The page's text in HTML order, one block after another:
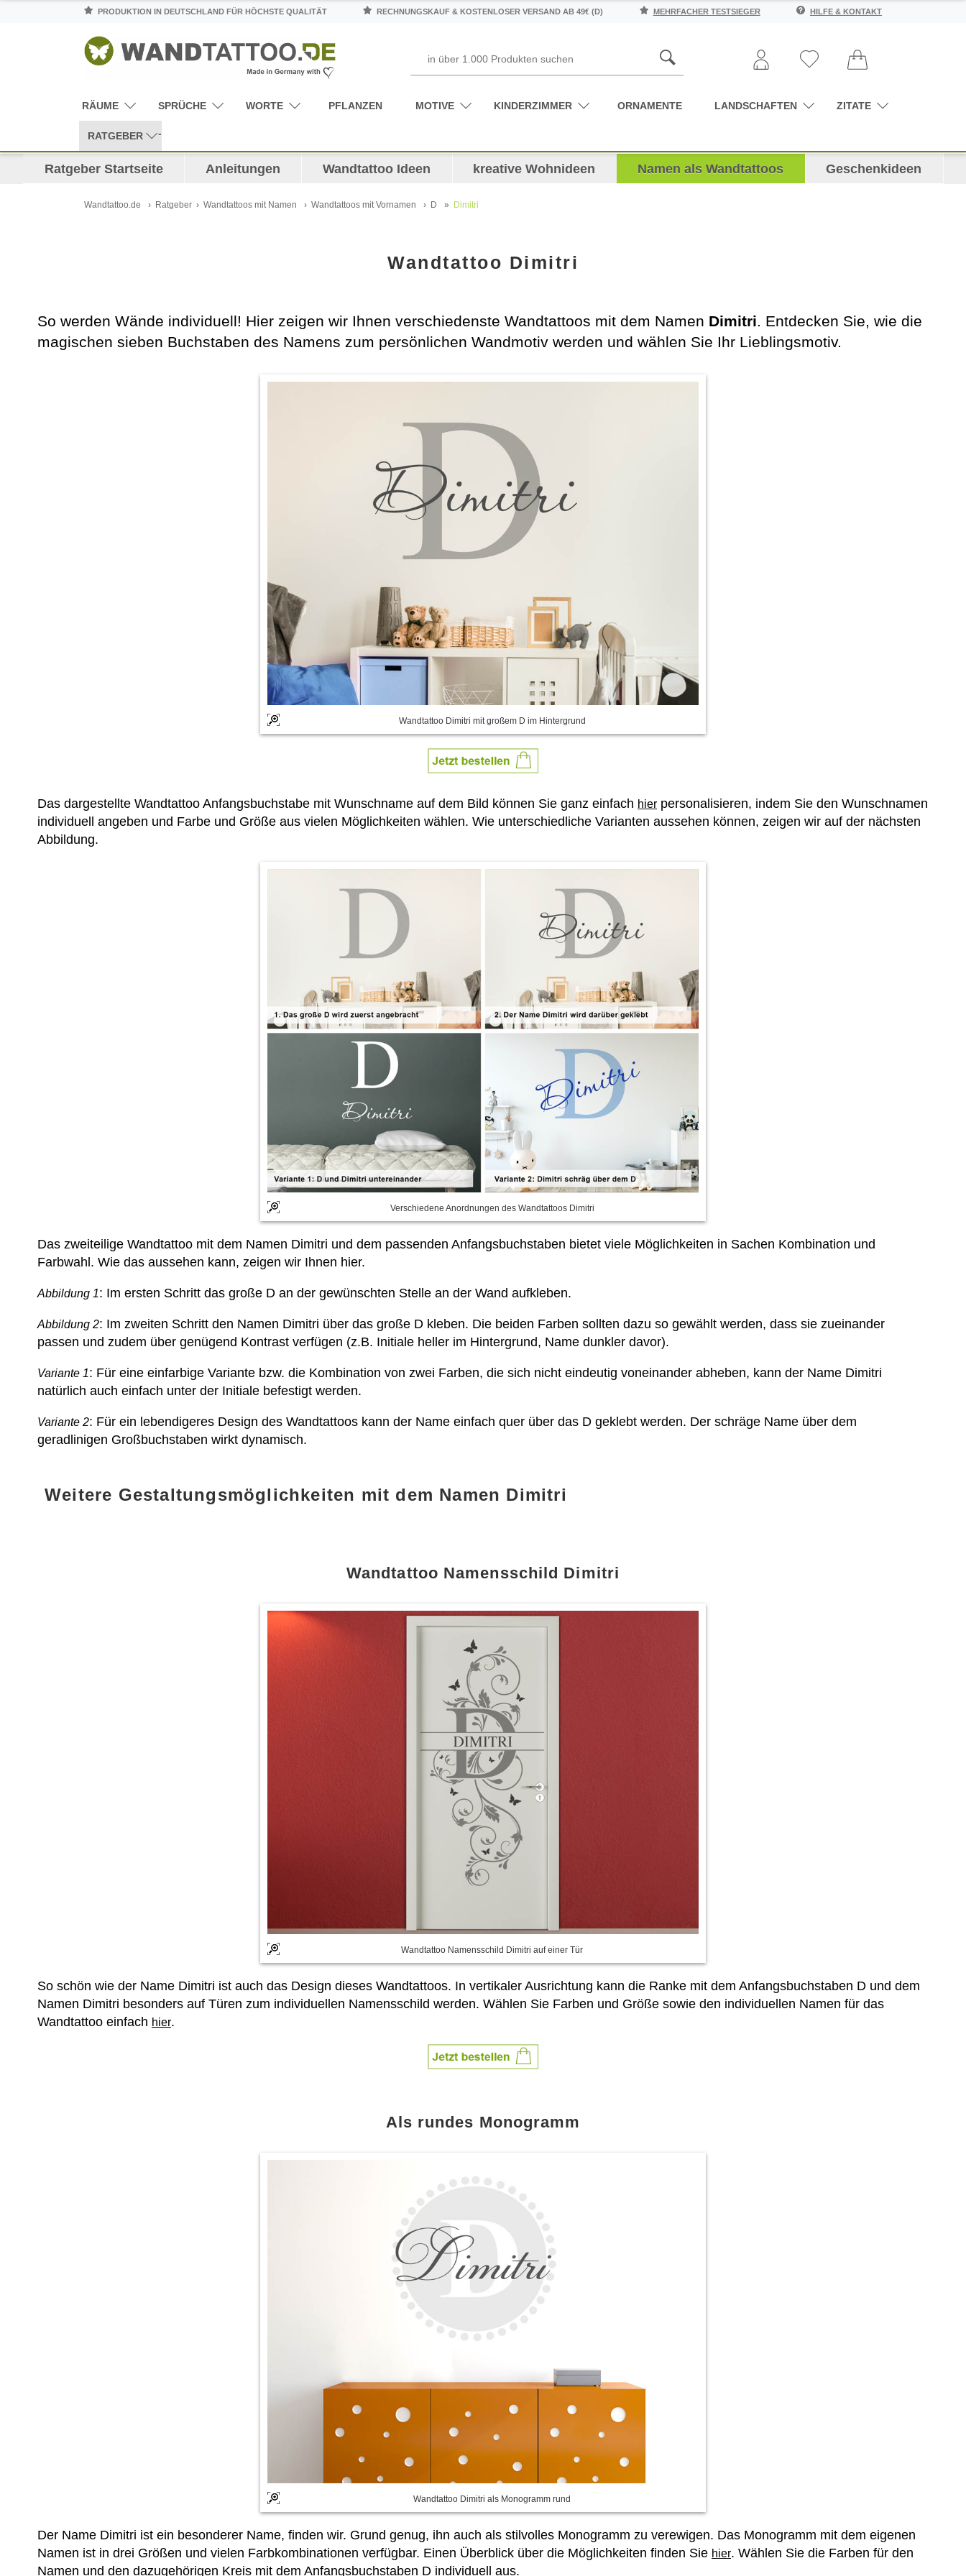
PRODUKTION IN DEUTSCHLAND FÜR HÖCHSTE QUALITÄT RECHNUNGSKAUF & KOSTENLOSER VERSAND AB 49€ (D) MEHRFACHER TESTSIEGER HILFE & KONTAKT
RÄUME SPRÜCHE WORTE PFLANZEN MOTIVE KINDERZIMMER ORNAMENTE LANDSCHAFTEN ZITATE
RATGEBER
Ratgeber Startseite Anleitungen Wandtattoo Ideen kreative Wohnideen Namen als Wandtattoos Geschenkideen
Wandtattoo.de Ratgeber Wandtattoos mit Namen Wandtattoos mit Vornamen D Dimitri
Wandtattoo Dimitri
So werden Wände individuell! Hier zeigen wir Ihnen verschiedenste Wandtattoos mit dem Namen Dimitri. Entdecken Sie, wie die
magischen sieben Buchstaben des Namens zum persönlichen Wandmotiv werden und wählen Sie Ihr Lieblingsmotiv.
Wandtattoo Dimitri mit großem D im Hintergrund
Das dargestellte Wandtattoo Anfangsbuchstabe mit Wunschname auf dem Bild können Sie ganz einfach hier personalisieren, indem Sie den Wunschnamen
individuell angeben und Farbe und Größe aus vielen Möglichkeiten wählen. Wie unterschiedliche Varianten aussehen können, zeigen wir auf der nächsten
Abbildung.
Verschiedene Anordnungen des Wandtattoos Dimitri
Das zweiteilige Wandtattoo mit dem Namen Dimitri und dem passenden Anfangsbuchstaben bietet viele Möglichkeiten in Sachen Kombination und
Farbwahl. Wie das aussehen kann, zeigen wir Ihnen hier.
Abbildung 1: Im ersten Schritt das große D an der gewünschten Stelle an der Wand aufkleben.
Abbildung 2: Im zweiten Schritt den Namen Dimitri über das große D kleben. Die beiden Farben sollten dazu so gewählt werden, dass sie zueinander
passen und zudem über genügend Kontrast verfügen (z.B. Initiale heller im Hintergrund, Name dunkler davor).
Variante 1: Für eine einfarbige Variante bzw. die Kombination von zwei Farben, die sich nicht eindeutig voneinander abheben, kann der Name Dimitri
natürlich auch einfach unter der Initiale befestigt werden.
Variante 2: Für ein lebendigeres Design des Wandtattoos kann der Name einfach quer über das D geklebt werden. Der schräge Name über dem
geradlinigen Großbuchstaben wirkt dynamisch.
Weitere Gestaltungsmöglichkeiten mit dem Namen Dimitri
Wandtattoo Namensschild Dimitri
Wandtattoo Namensschild Dimitri auf einer Tür
So schön wie der Name Dimitri ist auch das Design dieses Wandtattoos. In vertikaler Ausrichtung kann die Ranke mit dem Anfangsbuchstaben D und dem
Namen Dimitri besonders auf Türen zum individuellen Namensschild werden. Wählen Sie Farben und Größe sowie den individuellen Namen für das
Wandtattoo einfach hier.
Als rundes Monogramm
Wandtattoo Dimitri als Monogramm rund
Der Name Dimitri ist ein besonderer Name, finden wir. Grund genug, ihn auch als stilvolles Monogramm zu verewigen. Das Monogramm mit dem eigenen
Namen ist in drei Größen und vielen Farbkombinationen verfügbar. Einen Überblick über die Möglichkeiten finden Sie hier. Wählen Sie die Farben für den
Namen und den dazugehörigen Kreis mit dem Anfangsbuchstaben D individuell aus.